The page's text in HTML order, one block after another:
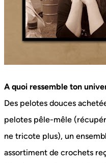
A quoi ressemble ton
Des pelotes douces
pelotes pêle-mêle
ne tricote plus), un
assortiment de crochets